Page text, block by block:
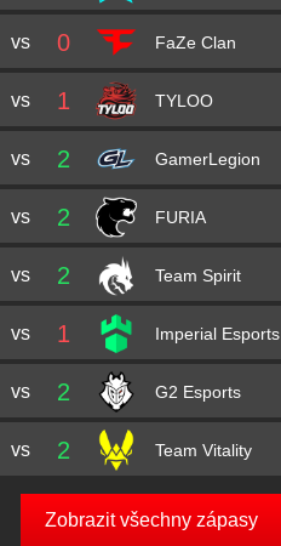
vs 0 FaZe Clan
vs 1 TYLOO
vs 2 GamerLegion
vs 2 FURIA
vs 2 Team Spirit
vs 1 Imperial Esports
vs 2 G2 Esports
vs 2 Team Vitality
Zobrazit všechny zápasy